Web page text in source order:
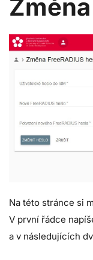
Na této stránce si
V první řádce
a v následujících